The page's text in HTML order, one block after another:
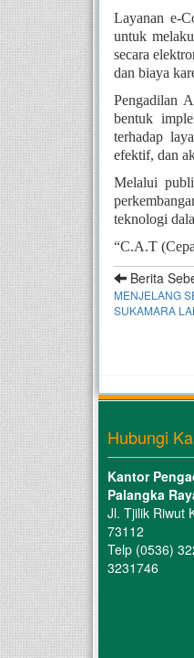
Layanan e-
untuk
secara
dan biaya
Pengadilan
bentuk
terhadap
efektif, dan
Melalui
teknologi
“C.A.T
Berita
MENJELANG
SUKAMARA
Hubungi
Kantor
Palangka
Jl. Tjilik Riwut
73112
Telp (0536)
3231746